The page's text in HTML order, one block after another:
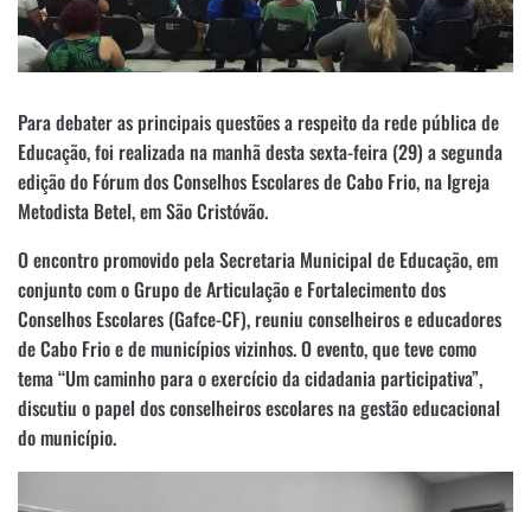
Para debater as principais questões a respeito da rede pública de
Educação, foi realizada na manhã desta sexta-feira (29) a segunda
edição do Fórum dos Conselhos Escolares de Cabo Frio, na Igreja
Metodista Betel, em São Cristóvão.
O encontro promovido pela Secretaria Municipal de Educação, em
conjunto com o Grupo de Articulação e Fortalecimento dos
Conselhos Escolares (Gafce-CF), reuniu conselheiros e educadores
de Cabo Frio e de municípios vizinhos. O evento, que teve como
tema “Um caminho para o exercício da cidadania participativa”,
discutiu o papel dos conselheiros escolares na gestão educacional
do município.